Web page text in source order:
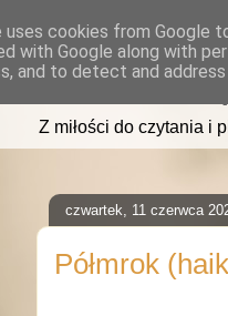
Z miłości do czytania i
czwartek, 11 czerwca
Półmrok
uses cookies from Google
with Google along with
and to detect and address